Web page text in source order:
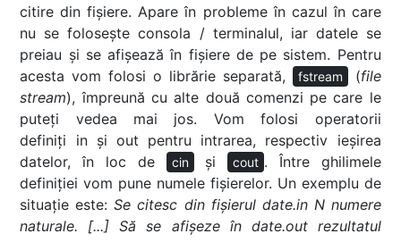
citire din fișiere. Apare în probleme în cazul în care
nu se folosește consola / terminalul, iar datele se
preiau și se afișează în fișiere de pe sistem. Pentru
acesta vom folosi o librărie separată,
fstream (file
stream), împreună cu alte două comenzi pe care le
puteți vedea mai jos. Vom folosi operatorii
definiți in și out pentru intrarea, respectiv ieșirea
datelor, în loc de
cin și cout . Între ghilimele
definiției vom pune numele fișierelor. Un exemplu de
situație este:Se citesc din fișierul date.in N numere
naturale. [...] Să se afișeze în date.out rezultatul